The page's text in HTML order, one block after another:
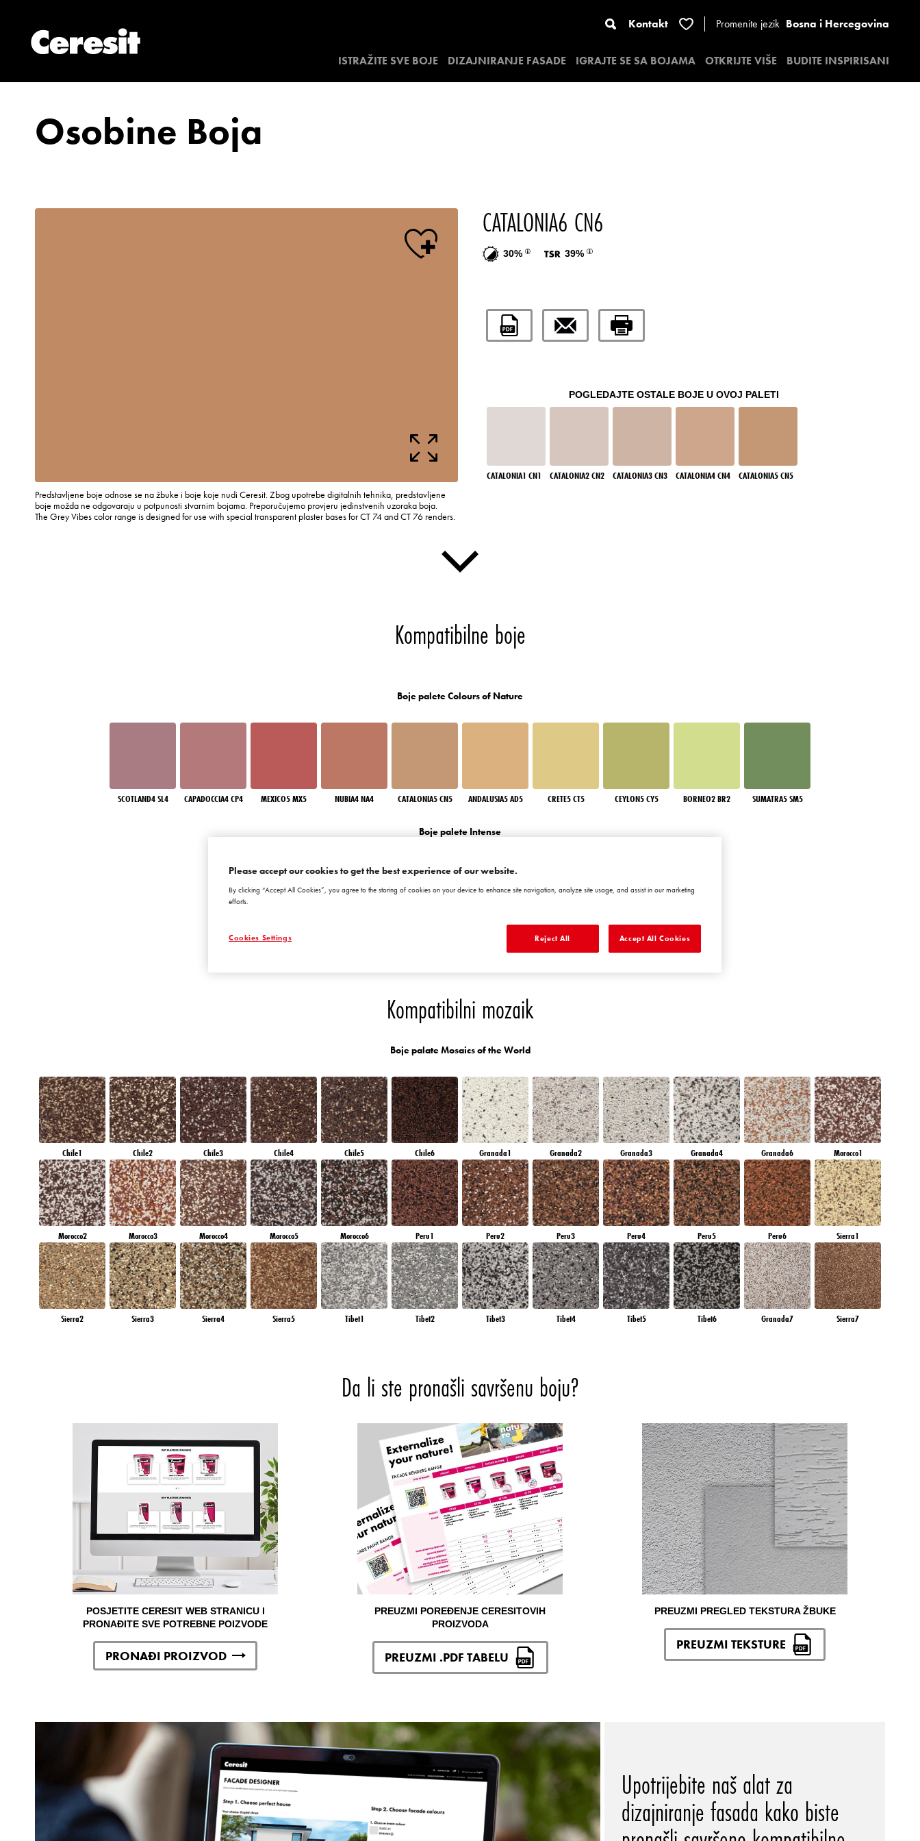
Kontakt Promenite jezik Bosna i Hercegovina
ISTRAŽITE SVE BOJE DIZAJNIRANJE FASADE IGRAJTE SE SA BOJAMA OTKRIJTE VIŠE BUDITE INSPIRISANI
Osobine Boja
Predstavljene boje odnose se na žbuke i boje koje nudi Ceresit. Zbog upotrebe digitalnih tehnika, predstavljene
boje možda ne odgovaraju u potpunosti stvarnim bojama. Preporučujemo provjeru jedinstvenih uzoraka boja.
The Grey Vibes color range is designed for use with special transparent plaster bases for CT 74 and CT 76 renders.
CATALONIA6 CN6
30% 39%
POGLEDAJTE OSTALE BOJE U OVOJ PALETI
CATALONIA1 CN1 CATALONIA2 CN2 CATALONIA3 CN3 CATALONIA4 CN4 CATALONIA5 CN5
Kompatibilne boje
Boje palete Colours of Nature
SCOTLAND4 SL4 CAPADOCCIA4 CP4 MEXICO5 MX5 NUBIA4 NA4 CATALONIA5 CN5 ANDALUSIA5 AD5 CRETE5 CT5 CEYLON5 CY5 BORNEO2 BR2 SUMATRA5 SM5
Boje palete Intense
RUBY SUNSET
DIAMOND
EMERALD PARK
Kompatibilni mozaik
Boje palate Mosaics of the World
Chile1 Chile2 Chile3 Chile4 Chile5 Chile6 Granada1 Granada2 Granada3 Granada4 Granada6 Morocco1
Morocco2 Morocco3 Morocco4 Morocco5 Morocco6 Peru1 Peru2 Peru3 Peru4 Peru5 Peru6 Sierra1
Sierra2 Sierra3 Sierra4 Sierra5 Tibet1 Tibet2 Tibet3 Tibet4 Tibet5 Tibet6 Granada7 Sierra7
Da li ste pronašli savršenu boju?
POSJETITE CERESIT WEB STRANICU I
PRONAĐITE SVE POTREBNE POIZVODE
PRONAĐI PROIZVOD
PREUZMI POREĐENJE CERESITOVIH
PROIZVODA
PREUZMI .PDF TABELU
PREUZMI PREGLED TEKSTURA ŽBUKE
PREUZMI TEKSTURE
Upotrijebite naš alat za
dizajniranje fasada kako biste
Please accept our cookies to get the best experience of our website.
By clicking “Accept All Cookies”, you agree to the storing of cookies on your device to enhance site navigation, analyze site usage, and assist in our marketing
efforts.
Cookies Settings Reject All Accept All Cookies